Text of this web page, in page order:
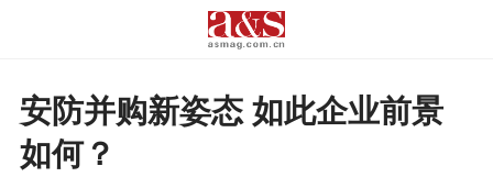
安防并购新姿态 如此企业前景
如何？